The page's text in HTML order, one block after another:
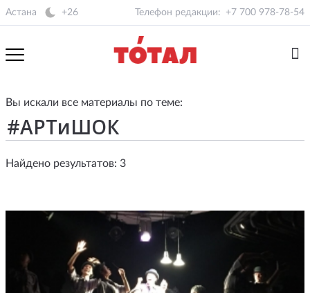
Астана +26 Телефон редакции: +7 700 978-78-54
Вы искали все материалы по теме:
Найдено результатов: 3